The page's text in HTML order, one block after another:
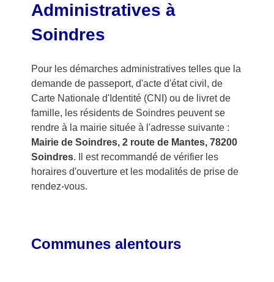
Administratives à
Soindres
Pour les démarches administratives telles que la
demande de passeport, d'acte d'état civil, de
Carte Nationale d'Identité (CNI) ou de livret de
famille, les résidents de Soindres peuvent se
rendre à la mairie située à l'adresse suivante :
Mairie de Soindres, 2 route de Mantes, 78200
Soindres. Il est recommandé de vérifier les
horaires d'ouverture et les modalités de prise de
rendez-vous.
Communes alentours